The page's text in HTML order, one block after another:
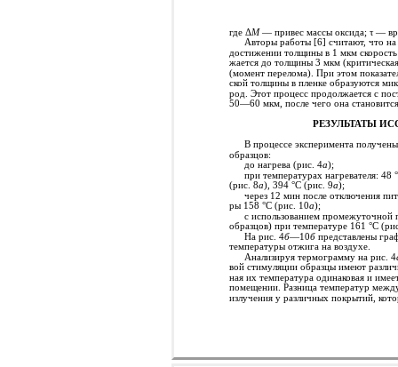
где ΔM— привес массы оксида; τ —
Авторы работы [6] считают, что на
достижении толщины в 1 мкм
жается до толщины 3 мкм
(момент перелома). При этом
ской толщины в пленке образуются
род. Этот процесс продолжается с
50—60 мкм, после чего она
РЕЗУЛЬТАТЫ
В процессе эксперимента
образцов:
до нагрева (рис. 4а);
при температурах нагревателя: 48
(рис. 8а), 394 °С (рис. 9а);
через 12 мин после отключения
ры 158 °C (рис. 10а);
с использованием промежуточной
образцов) при температуре 161 °C
На рис. 4б—10б представлены
температуры отжига на воздухе.
Анализируя термограмму на рис. 4
вой стимуляции образцы имеют
ная их температура одинаковая и
помещении. Разница температур
излучения у различных покрытий,